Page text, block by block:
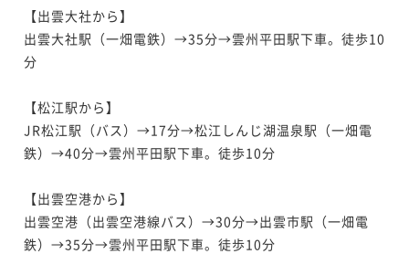
【出雲大社から】
出雲大社駅（一畑電鉄）→35分→雲州平田駅下車。徒歩10
分
【松江駅から】
JR松江駅（バス）→17分→松江しんじ湖温泉駅（一畑電
鉄）→40分→雲州平田駅下車。徒歩10分
【出雲空港から】
出雲空港（出雲空港線バス）→30分→出雲市駅（一畑電
鉄）→35分→雲州平田駅下車。徒歩10分